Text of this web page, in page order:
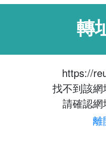
轉
https://
找不到該
請確認
離